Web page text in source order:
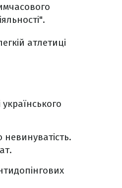
атлетиці